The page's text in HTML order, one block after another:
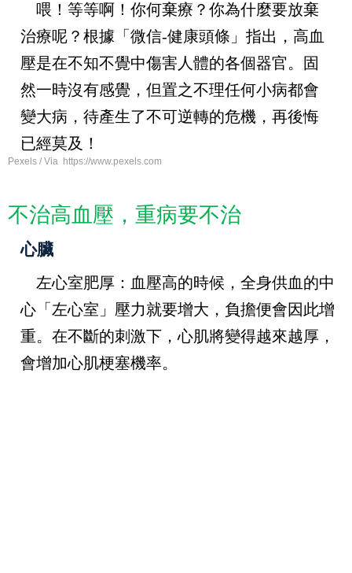
喂！等等啊！你何棄療？你為什麼要放棄
治療呢？根據「微信-健康頭條」指出，高血
壓是在不知不覺中傷害人體的各個器官。固
然一時沒有感覺，但置之不理任何小病都會
變大病，待產生了不可逆轉的危機，再後悔
已經莫及！
Pexels / Via https://www.pexels.com
不治高血壓，重病要不治
心臟
左心室肥厚 ：血壓高的時候，全身供血的中
心「左心室」壓力就要增大，負擔便會因此增
重。在不斷的刺激下，心肌將變得越來越厚，
會增加心肌梗塞機率。